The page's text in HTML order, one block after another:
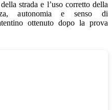
strada e l’uso corretto della
autonomia e senso di
ottenuto dopo la prova